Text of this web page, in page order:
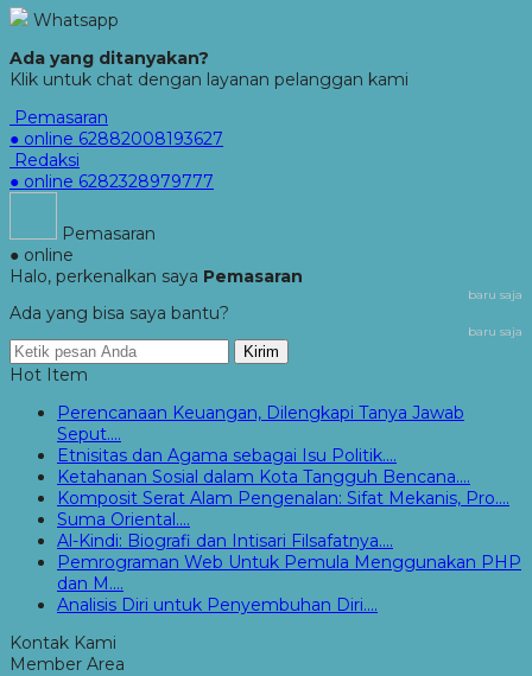
Whatsapp
Ada yang ditanyakan?
Klik untuk chat dengan layanan pelanggan kami
Pemasaran
● online 62882008193627
Redaksi
● online 6282328979777
Pemasaran
● online
Halo, perkenalkan saya Pemasaran
baru saja
Ada yang bisa saya bantu?
baru saja
Kirim
Hot Item
Perencanaan Keuangan, Dilengkapi Tanya Jawab
Seput....
Etnisitas dan Agama sebagai Isu Politik....
Ketahanan Sosial dalam Kota Tangguh Bencana....
Komposit Serat Alam Pengenalan: Sifat Mekanis, Pro....
Suma Oriental....
Al-Kindi: Biografi dan Intisari Filsafatnya....
Pemrograman Web Untuk Pemula Menggunakan PHP
dan M....
Analisis Diri untuk Penyembuhan Diri....
Kontak Kami
Member Area